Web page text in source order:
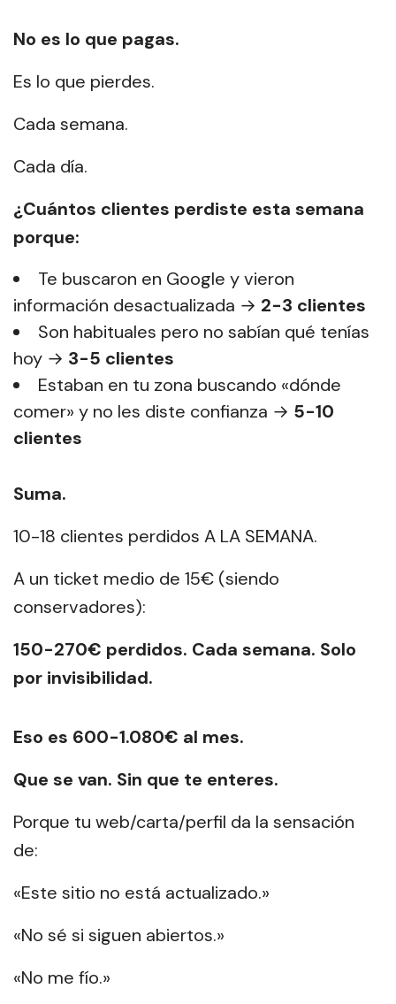
No es lo que pagas.
Es lo que pierdes.
Cada semana.
Cada día.
¿Cuántos clientes perdiste esta semana
porque:
Te buscaron en Google y vieron
información desactualizada → 2-3 clientes
Son habituales pero no sabían qué tenías
hoy → 3-5 clientes
Estaban en tu zona buscando «dónde
comer» y no les diste confianza → 5-10
clientes
Suma.
10-18 clientes perdidos A LA SEMANA.
A un ticket medio de 15€ (siendo
conservadores):
150-270€ perdidos. Cada semana. Solo
por invisibilidad.
Eso es 600-1.080€ al mes.
Que se van. Sin que te enteres.
Porque tu web/carta/perfil da la sensación
de:
«Este sitio no está actualizado.»
«No sé si siguen abiertos.»
«No me fío.»